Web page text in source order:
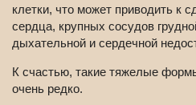
клетки, что может приводить к
сердца, крупных сосудов
дыхательной и сердечной
К счастью, такие тяжелые
очень редко.